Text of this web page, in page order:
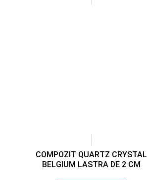
COMPOZIT QUARTZ CRYSTAL
BELGIUM LASTRA DE 2 CM